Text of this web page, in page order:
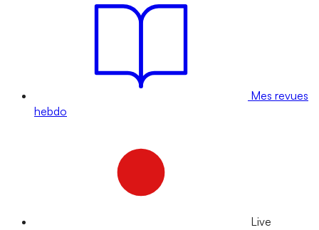
Mes revues
hebdo
Live